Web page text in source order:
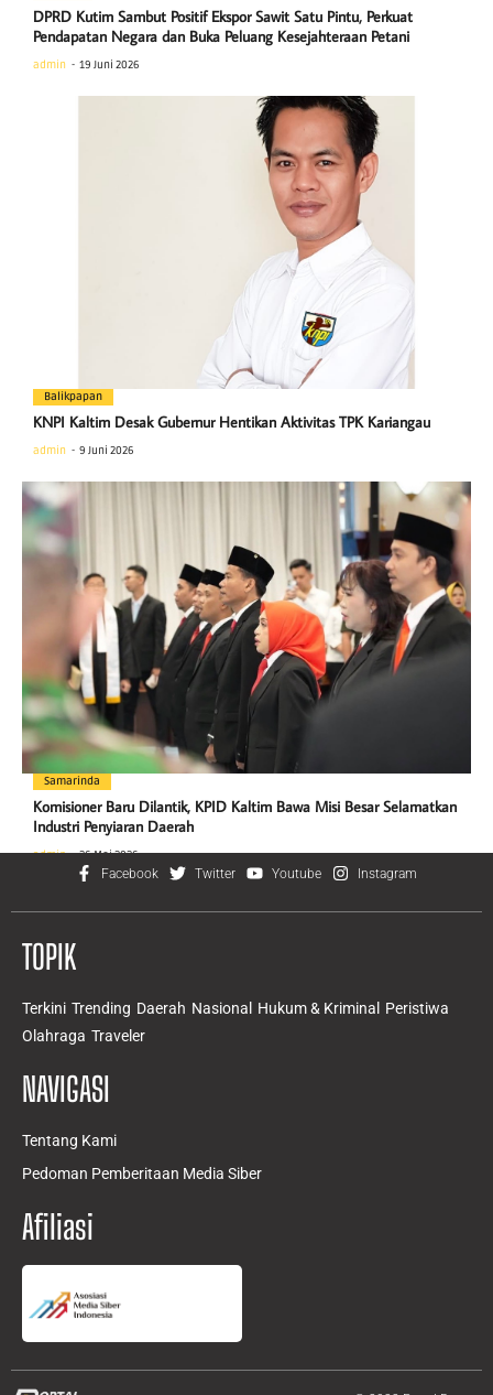
DPRD Kutim Sambut Positif Ekspor Sawit Satu Pintu, Perkuat
Pendapatan Negara dan Buka Peluang Kesejahteraan Petani
admin 19 Juni 2026
Balikpapan
KNPI Kaltim Desak Gubernur Hentikan Aktivitas TPK Kariangau
admin 9 Juni 2026
Samarinda
Komisioner Baru Dilantik, KPID Kaltim Bawa Misi Besar Selamatkan
Industri Penyiaran Daerah
admin 26 Mei 2026
Facebook Twitter Youtube Instagram
TOPIK
Terkini Trending Daerah Nasional Hukum & Kriminal
Peristiwa
Olahraga Traveler
NAVIGASI
Tentang Kami
Pedoman Pemberitaan Media Siber
Afiliasi